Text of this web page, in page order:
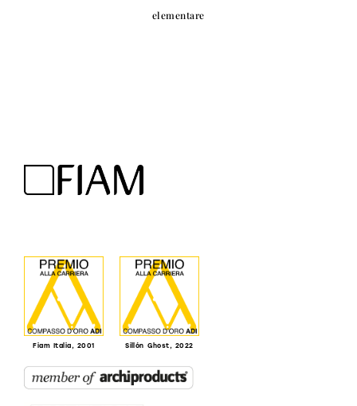
elementare
Fiam Italia, 2001 Sillón Ghost, 2022